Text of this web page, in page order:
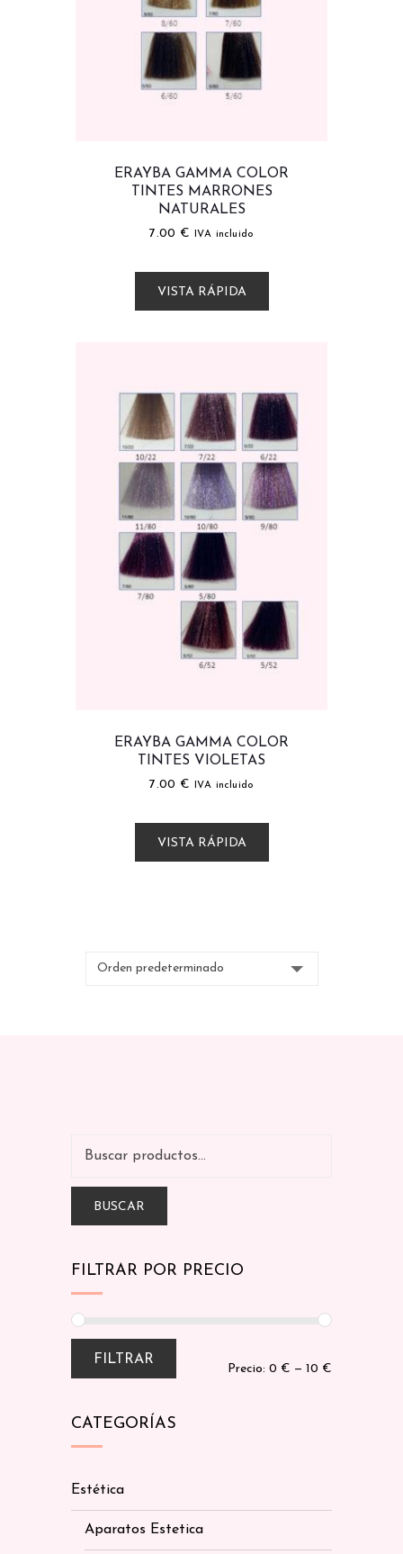
ERAYBA GAMMA COLOR
TINTES MARRONES
NATURALES
7.00 € IVA incluido
VISTA RÁPIDA
ERAYBA GAMMA COLOR
TINTES VIOLETAS
7.00 € IVA incluido
VISTA RÁPIDA
BUSCAR
FILTRAR POR PRECIO
FILTRAR
Precio: 0 € — 10 €
CATEGORÍAS
Estética
Aparatos Estetica